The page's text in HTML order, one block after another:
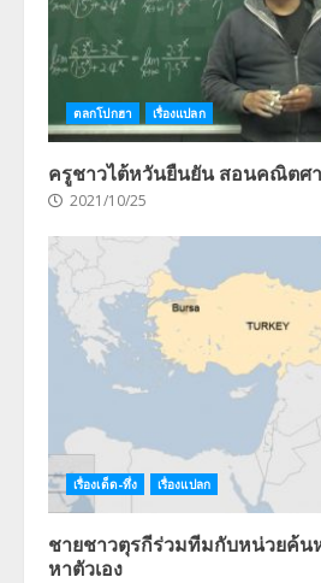
ตลกโปกฮา เรื่องแปลก
ครูชาวไต้หวันยืนยัน สอนคณิตศา
2021/10/25
เรื่องเด็ด-ทึ่ง เรื่องแปลก
ชายชาวตุรกีร่วมทีมกับหน่วยค้น
หาตัวเอง